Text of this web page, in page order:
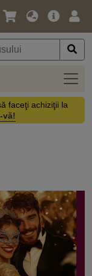
Limbă
Monedă
Meniul
faceţi achiziţii la
vă!